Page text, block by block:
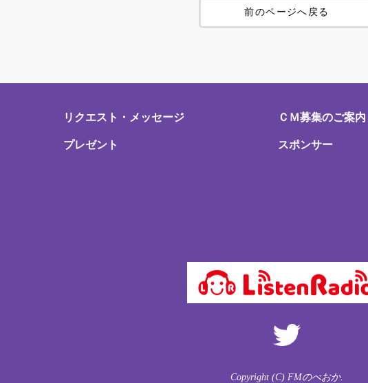
前のページへ戻る
リクエスト・メッセージ
プレゼント
ＣＭ募集のご案内
スポンサー
Copyright (C) FMのべおか.